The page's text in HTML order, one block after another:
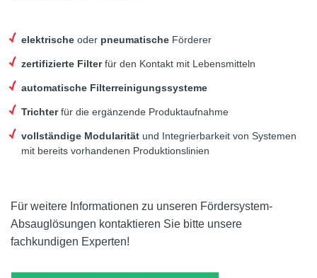
elektrische oder pneumatische Förderer
zertifizierte Filterfür den Kontakt mit Lebensmitteln
automatische Filterreinigungssysteme
Trichterfür die ergänzende Produktaufnahme
vollständige Modularität und Integrierbarkeit von Systemen
mit bereits vorhandenen Produktionslinien
Für weitere Informationen zu unseren Fördersystem-
Absauglösungen kontaktieren Sie bitte unsere
fachkundigen Experten!